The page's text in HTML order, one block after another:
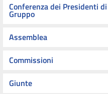
Conferenza dei Presidenti di
Gruppo
Assemblea
Commissioni
Giunte